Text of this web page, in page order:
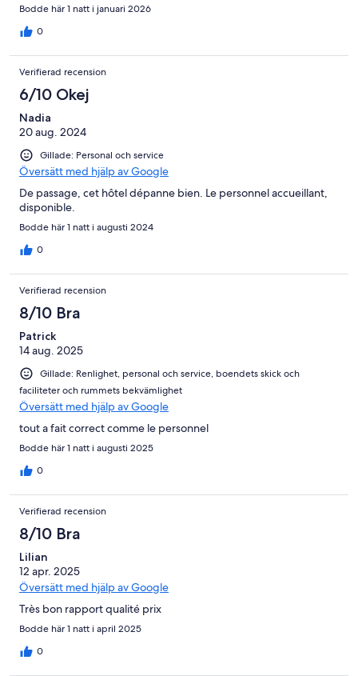
Bodde här 1 natt i januari 2026
0
Verifierad recension
6/10 Okej
Nadia
20 aug. 2024
Gillade: Personal och service
Översätt med hjälp av Google
De passage, cet hôtel dépanne bien. Le personnel accueillant,
disponible.
Bodde här 1 natt i augusti 2024
0
Verifierad recension
8/10 Bra
Patrick
14 aug. 2025
Gillade: Renlighet, personal och service, boendets skick och
faciliteter och rummets bekvämlighet
Översätt med hjälp av Google
tout a fait correct comme le personnel
Bodde här 1 natt i augusti 2025
0
Verifierad recension
8/10 Bra
Lilian
12 apr. 2025
Översätt med hjälp av Google
Très bon rapport qualité prix
Bodde här 1 natt i april 2025
0